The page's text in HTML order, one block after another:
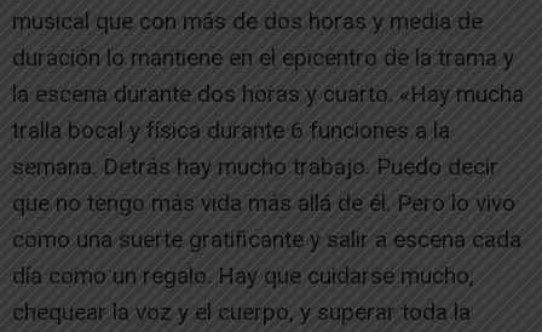
musical que con más de dos horas y media de
duración lo mantiene en el epicentro de la trama y
la escena durante dos horas y cuarto. «Hay mucha
tralla bocal y física durante 6 funciones a la
semana. Detrás hay mucho trabajo. Puedo decir
que no tengo más vida más allá de él. Pero lo vivo
como una suerte gratificante y salir a escena cada
día como un regalo. Hay que cuidarse mucho,
chequear la voz y el cuerpo, y superar toda la